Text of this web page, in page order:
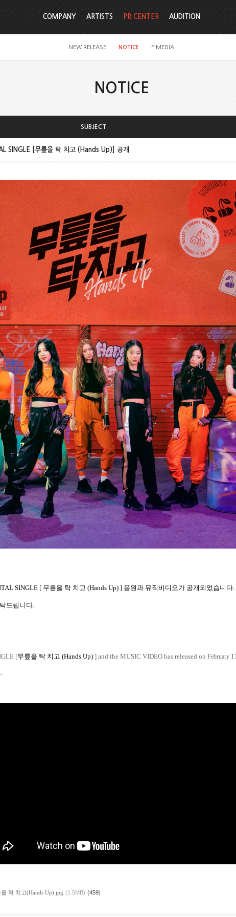
COMPANY ARTISTS PR CENTER
NEW RELEASE NOTICE F'MEDIA
AUDITION
NOTICE
SUBJECT
SINGLE [무릎을 탁 치고 (Hands Up)] 공개
SINGLE [ 무릎을 탁 치고 (Hands Up) ] 음원과 뮤직비디오가 공개되었습니다.
드립니다.
[무릎을 탁 치고 (Hands Up) ] and the MUSIC VIDEO has released on February
탁 치고(Hands Up).jpg (1.5MB) (459)